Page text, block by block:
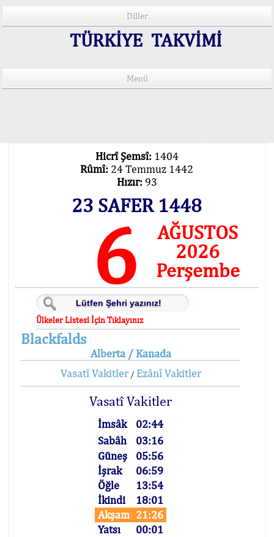
Diller
TÜRKİYE TAKVİMİ
Menü
Hicrî Şemsî: 1404
Rûmî: 24 Temmuz 1442
Hızır: 93
23 SAFER 1448
6
AĞUSTOS
2026
Perşembe
Ülkeler Listesi İçin Tıklayınız
Blackfalds
Alberta / Kanada
Vasatî Vakitler/ Ezânî Vakitler
Vasatî Vakitler
İmsâk
02:44
Sabâh
03:16
Güneş
05:56
İşrak
06:59
Öğle
13:54
İkindi
18:01
Akşam 21:26
Yatsı
00:01